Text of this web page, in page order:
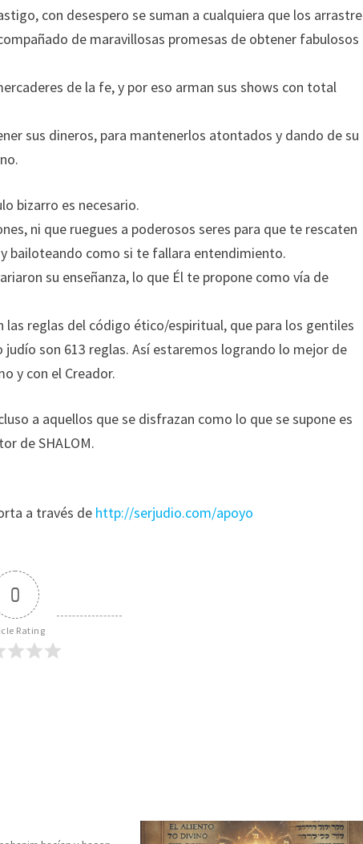
con desespero se suman a cualquiera que los arrastre
de maravillosas promesas de obtener fabulosos
de la fe, y por eso arman sus shows con total
sus dineros, para mantenerlos atontados y dando de su
bizarro es necesario.
ni que ruegues a poderosos seres para que te rescaten
bailoteando como si te fallara entendimiento.
su enseñanza, lo que Él te propone como vía de
las reglas del código ético/espiritual, que para los gentiles
son 613 reglas. Así estaremos logrando lo mejor de
y con el Creador.
a aquellos que se disfrazan como lo que se supone es
de SHALOM.
a través de http://serjudio.com/apoyo
0
Rating